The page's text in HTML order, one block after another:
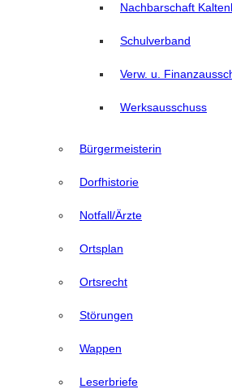
Nachbarschaft
Schulverband
Verw. u.
Werksausschuss
Bürgermeisterin
Dorfhistorie
Notfall/Ärzte
Ortsplan
Ortsrecht
Störungen
Wappen
Leserbriefe